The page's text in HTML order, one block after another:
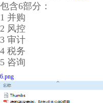
包含6部分：
1 并购
2 风控
3 审计
4 税务
5 咨询
6.png